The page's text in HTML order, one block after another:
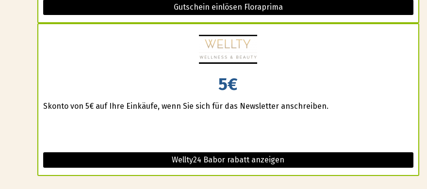
Gutschein einlösen Floraprima
5€
Skonto von 5€ auf Ihre Einkäufe, wenn Sie sich für das Newsletter anschreiben.
Wellty24 Babor rabatt anzeigen